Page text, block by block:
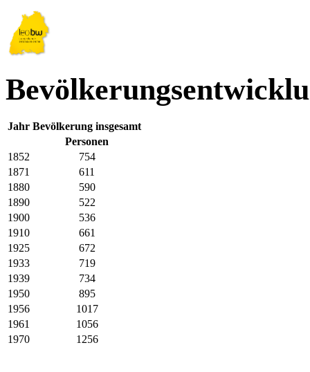
Jahr Bevölkerung insgesamt
Personen
1852
754
1871
611
1880
590
1890
522
1900
536
1910
661
1925
672
1933
719
1939
734
1950
895
1956
1017
1961
1056
1970
1256